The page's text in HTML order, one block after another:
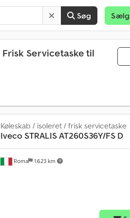
Søg Sælg
Servicetaske til
Roma 1.623 km
Køleskab / isoleret / frisk servicetaske
Iveco STRALIS AT260S36Y/FS D